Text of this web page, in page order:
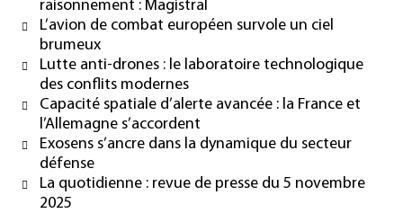
raisonnement : Magistral
L’avion de combat européen survole un ciel
brumeux
Lutte anti-drones : le laboratoire technologique
des conflits modernes
Capacité spatiale d’alerte avancée : la France et
l’Allemagne s’accordent
Exosens s’ancre dans la dynamique du secteur
défense
La quotidienne : revue de presse du 5 novembre
2025